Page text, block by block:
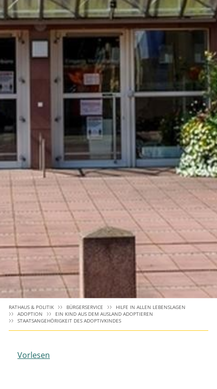
RATHAUS & POLITIK BÜRGERSERVICE
HILFE IN ALLEN LEBENSLAGEN
ADOPTION
EIN KIND AUS DEM AUSLAND ADOPTIEREN
STAATSANGEHÖRIGKEIT DES ADOPTIVKINDES
Vorlesen